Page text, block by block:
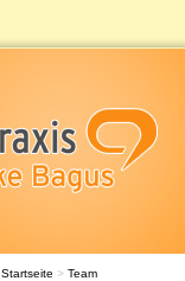
Startseite > Team